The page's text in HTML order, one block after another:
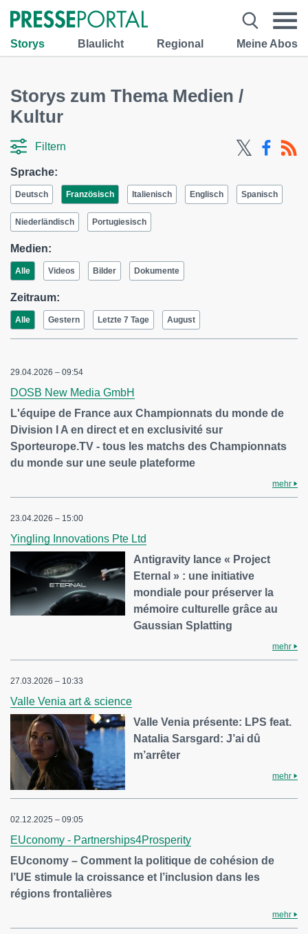
Storys Blaulicht Regional Meine Abos
Storys zum Thema Medien /
Kultur
Filtern
Sprache:
Deutsch Französisch Italienisch Englisch Spanisch
Niederländisch Portugiesisch
Medien:
Alle Videos Bilder Dokumente
Zeitraum:
Alle Gestern Letzte 7 Tage August
29.04.2026 – 09:54
DOSB New Media GmbH
L'équipe de France aux Championnats du monde de
Division I A en direct et en exclusivité sur
Sporteurope.TV - tous les matchs des Championnats
du monde sur une seule plateforme
mehr
23.04.2026 – 15:00
Yingling Innovations Pte Ltd
Antigravity lance « Project
Eternal » : une initiative
mondiale pour préserver la
mémoire culturelle grâce au
Gaussian Splatting
mehr
27.03.2026 – 10:33
Valle Venia art & science
Valle Venia présente: LPS feat.
Natalia Sarsgard: J’ai dû
m’arrêter
mehr
02.12.2025 – 09:05
EUconomy - Partnerships4Prosperity
EUconomy – Comment la politique de cohésion de
l’UE stimule la croissance et l’inclusion dans les
régions frontalières
mehr